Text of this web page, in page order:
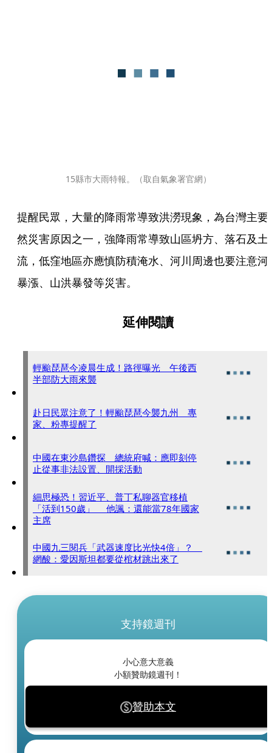
15縣市大雨特報。（取自氣象署官網）
提醒民眾，大量的降雨常導致洪澇現象，為台灣主要
然災害原因之一，強降雨常導致山區坍方、落石及土
流，低窪地區亦應慎防積淹水、河川周邊也要注意河
暴漲、山洪暴發等災害。
延伸閱讀
輕颱琵琶今凌晨生成！路徑曝光 午後西
半部防大雨來襲
赴日民眾注意了！輕颱琵琶今襲九州 專
家、粉專提醒了
中國在東沙島鑽探 總統府喊：應即刻停
止從事非法設置、開採活動
細思極恐！習近平、普丁私聊器官移植
「活到150歲」 他諷：還能當78年國家
主席
中國九三閱兵「武器速度比光快4倍」？
網酸：愛因斯坦都要從棺材跳出來了
支持鏡週刊
小心意大意義
小額贊助鏡週刊！
贊助本文